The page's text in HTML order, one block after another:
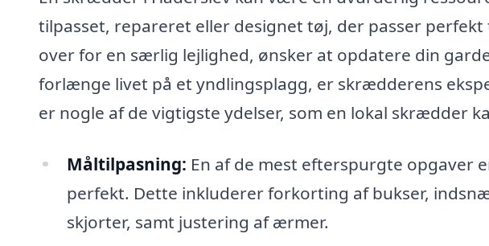
tilpasset, repareret eller designet tøj, der passer
over for en særlig lejlighed, ønsker at opdatere din
forlænge livet på et yndlingsplagg, er skrædderens
er nogle af de vigtigste ydelser, som en lokal skrædder
Måltilpasning: En af de mest efterspurgte opgaver
perfekt. Dette inkluderer forkorting af bukser,
skjorter, samt justering af ærmer.